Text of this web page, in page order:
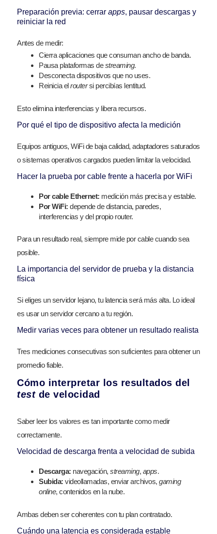
Preparación previa: cerrar apps, pausar descargas y
reiniciar la red
Antes de medir:
Cierra aplicaciones que consuman ancho de banda.
Pausa plataformas destreaming.
Desconecta dispositivos que no uses.
Reinicia elroutersi percibías lentitud.
Esto elimina interferencias y libera recursos.
Por qué el tipo de dispositivo afecta la medición
Equipos antiguos, WiFi de baja calidad, adaptadores saturados
o sistemas operativos cargados pueden limitar la velocidad.
Hacer la prueba por cable frente a hacerla por WiFi
Por cable Ethernet: medición más precisa y estable.
Por WiFi: depende de distancia, paredes,
interferencias y del propio router.
Para un resultado real, siempre mide por cable cuando sea
posible.
La importancia del servidor de prueba y la distancia
física
Si eliges un servidor lejano, tu latencia será más alta. Lo ideal
es usar un servidor cercano a tu región.
Medir varias veces para obtener un resultado realista
Tres mediciones consecutivas son suficientes para obtener un
promedio fiable.
Cómo interpretar los resultados del
testde velocidad
Saber leer los valores es tan importante como medir
correctamente.
Velocidad de descarga frenta a velocidad de subida
Descarga: navegación, streaming, apps.
Subida: videollamadas, enviar archivos, gaming
online, contenidos en la nube.
Ambas deben ser coherentes con tu plan contratado.
Cuándo una latencia es considerada estable